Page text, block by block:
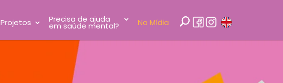
Projetos Precisa de ajuda
em saúde mental? Na Mídia